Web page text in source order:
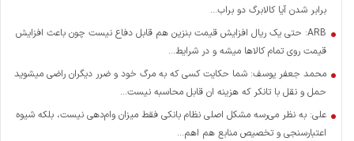
برابر شدن آیا کالابرگ دو براب...
ARB: حتی یک ریال افزایش قیمت بنزین هم قابل دفاع نیست چون باعث افزایش
قیمت روی تمام کالاها میشه و در شرایط...
محمد جعفر یوسف: شما حکایت کسی که به مرگ خود و ضرر دیگران راضی میشوید
حمل و نقل با تانکر که هزینه ان قابل محاسبه نیست...
علی: به نظر می‌رسه مشکل اصلی نظام بانکی فقط میزان وام‌دهی نیست، بلکه شیوه
اعتبارسنجی و تخصیص منابع هم اهم...